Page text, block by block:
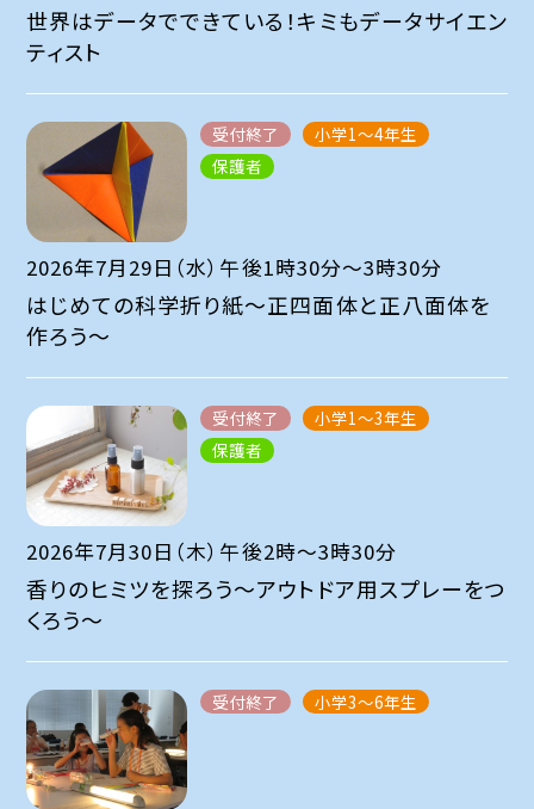
世界はデータでできている！キミもデータサイエン
ティスト
受付終了
小学1～4年生
保護者
2026年7月29日（水）午後1時30分～3時30分
はじめての科学折り紙～正四面体と正八面体を
作ろう～
受付終了
小学1～3年生
保護者
2026年7月30日（木）午後2時～3時30分
香りのヒミツを探ろう～アウトドア用スプレーをつ
くろう～
受付終了 小学3～6年生